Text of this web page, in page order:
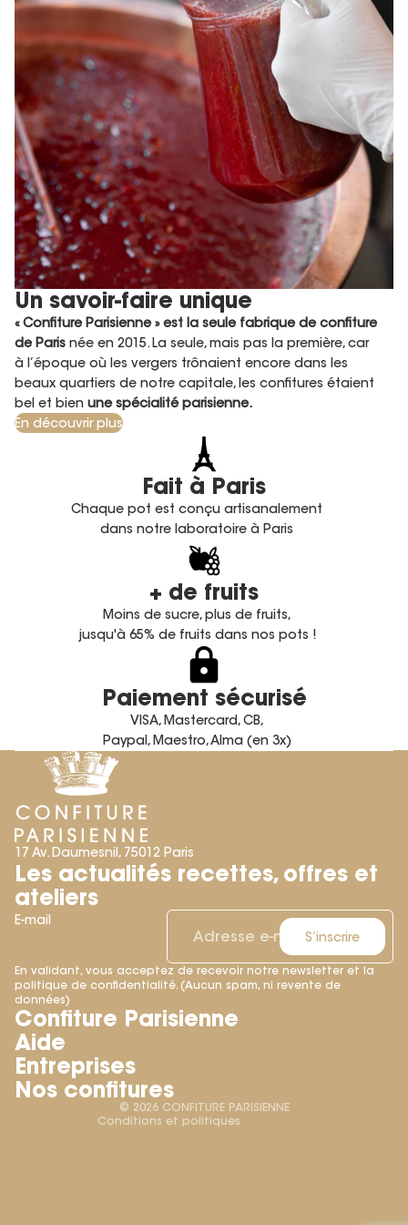
Un savoir-faire unique
« Confiture Parisienne » est la seule fabrique de confiture
de Paris née en 2015. La seule, mais pas la première, car
à l’époque où les vergers trônaient encore dans les
beaux quartiers de notre capitale, les confitures étaient
bel et bien une spécialité parisienne.
En découvrir plus
Fait à Paris
Chaque pot est conçu artisanalement
dans notre laboratoire à Paris
+ de fruits
Moins de sucre, plus de fruits,
jusqu'à 65% de fruits dans nos pots !
Paiement sécurisé
VISA, Mastercard, CB,
Paypal, Maestro, Alma (en 3x)
17 Av. Daumesnil, 75012 Paris
Les actualités recettes, offres et
ateliers
E-mail
S’inscrire
En validant, vous acceptez de recevoir notre newsletter et la
politique de confidentialité. (Aucun spam, ni revente de
données)
Confiture Parisienne
Aide
Entreprises
Nos confitures
© 2026 CONFITURE PARISIENNE
Conditions et politiques
Politique de remboursement
Politique de confidentialité
Conditions d’utilisation
Conditions générales de vente
Mentions légales